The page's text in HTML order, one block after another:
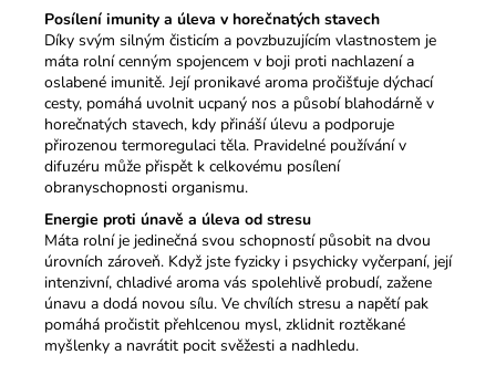
Posílení imunity a úleva v horečnatých stavech
Díky svým silným čisticím a povzbuzujícím vlastnostem je
máta rolní cenným spojencem v boji proti nachlazení a
oslabené imunitě. Její pronikavé aroma pročišťuje dýchací
cesty, pomáhá uvolnit ucpaný nos a působí blahodárně v
horečnatých stavech, kdy přináší úlevu a podporuje
přirozenou termoregulaci těla. Pravidelné používání v
difuzéru může přispět k celkovému posílení
obranyschopnosti organismu.
Energie proti únavě a úleva od stresu
Máta rolní je jedinečná svou schopností působit na dvou
úrovních zároveň. Když jste fyzicky i psychicky vyčerpaní, její
intenzivní, chladivé aroma vás spolehlivě probudí, zažene
únavu a dodá novou sílu. Ve chvílích stresu a napětí pak
pomáhá pročistit přehlcenou mysl, zklidnit roztěkané
myšlenky a navrátit pocit svěžesti a nadhledu.